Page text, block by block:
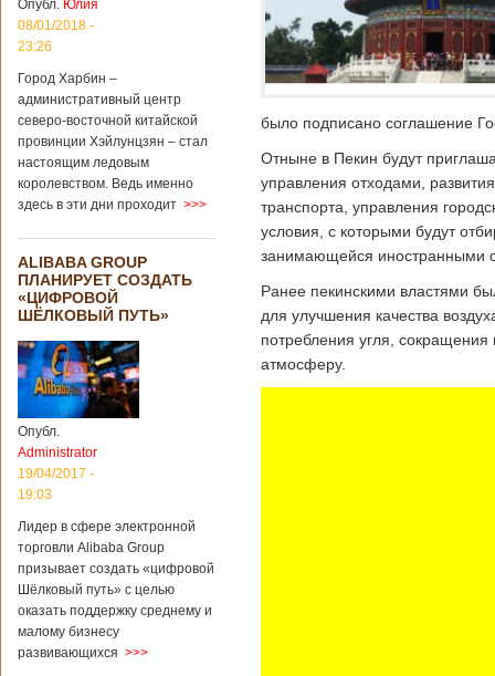
Опубл. Юлия
08/01/2018 -
23:26
Город Харбин –
административный центр
северо-восточной китайской
провинции Хэйлунцзян – стал
настоящим ледовым
королевством. Ведь именно
здесь в эти дни проходит >>>
ALIBABA GROUP
ПЛАНИРУЕТ СОЗДАТЬ
«ЦИФРОВОЙ
ШЁЛКОВЫЙ ПУТЬ»
Опубл.
Administrator
19/04/2017 -
19:03
Лидер в сфере электронной
торговли Alibaba Group
призывает создать «цифровой
Шёлковый путь» с целью
оказать поддержку среднему и
малому бизнесу
развивающихся >>>
было подписано соглашение
Отныне в Пекин будут
управления отходами,
транспорта, управления
условия, с которыми будут
занимающейся иностранными
Ранее пекинскими властями
для улучшения качества
потребления угля,
атмосферу.